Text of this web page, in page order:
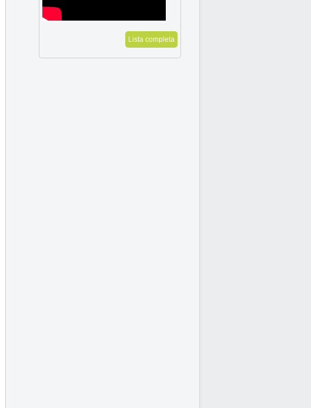
Lista completa